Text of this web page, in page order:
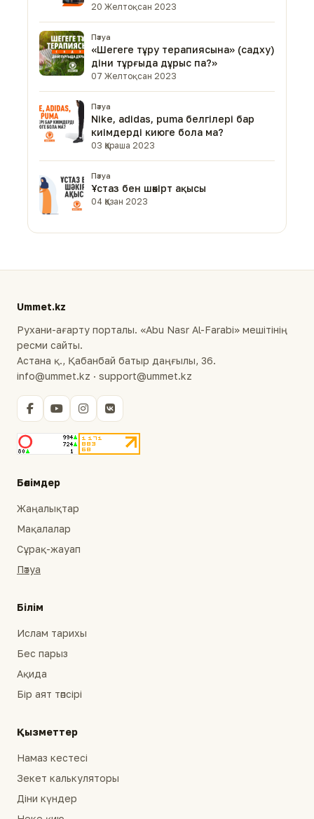
20 Желтоқсан 2023
Пәтуа
«Шегеге тұру терапиясына» (садху)
діни тұрғыда дұрыс па?»
07 Желтоқсан 2023
Пәтуа
Nike, аdidas, рuma белгілері бар
киімдерді киюге бола ма?
03 Қараша 2023
Пәтуа
Ұстаз бен шәкірт ақысы
04 Қазан 2023
Ummet.kz
Рухани-ағарту порталы. «Abu Nasr Al-Farabi» мешітінің
ресми сайты.
Астана қ., Қабанбай батыр даңғылы, 36.
info@ummet.kz · support@ummet.kz
Бөлімдер
Жаңалықтар
Мақалалар
Сұрақ-жауап
Пәтуа
Білім
Ислам тарихы
Бес парыз
Ақида
Бір аят тәпсірі
Қызметтер
Намаз кестесі
Зекет калькуляторы
Діни күндер